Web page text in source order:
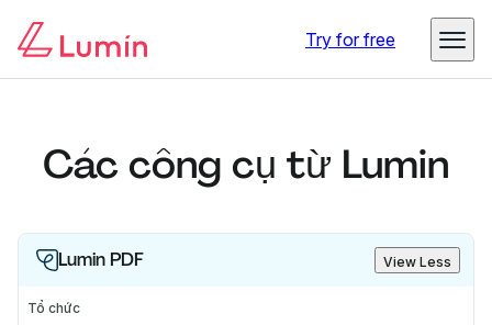
Try for free
Các công cụ từ Lumin
Lumin PDF View Less
Tổ chức